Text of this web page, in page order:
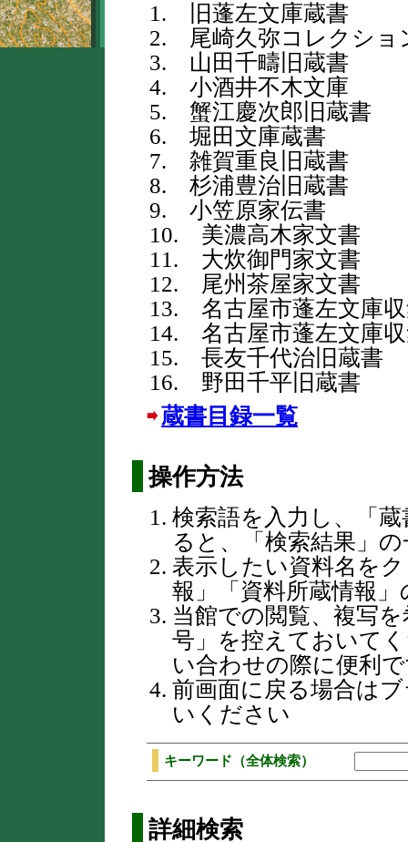
1. 旧蓬左文庫蔵書
2. 尾崎久弥コレクショ
3. 山田千疇旧蔵書
4. 小酒井不木文庫
5. 蟹江慶次郎旧蔵書
6. 堀田文庫蔵書
7. 雑賀重良旧蔵書
8. 杉浦豊治旧蔵書
9. 小笠原家伝書
10. 美濃高木家文書
11. 大炊御門家文書
12. 尾州茶屋家文書
13. 名古屋市蓬左文庫
14. 名古屋市蓬左文庫
15. 長友千代治旧蔵書
16. 野田千平旧蔵書
蔵書目録一覧
操作方法
検索語を入力し、「
ると、「検索結果」
表示したい資料名を
報」「資料所蔵情報
当館での閲覧、複写
号」を控えておいて
い合わせの際に便利
前画面に戻る場合は
いください
キーワード（全体検索）
詳細検索